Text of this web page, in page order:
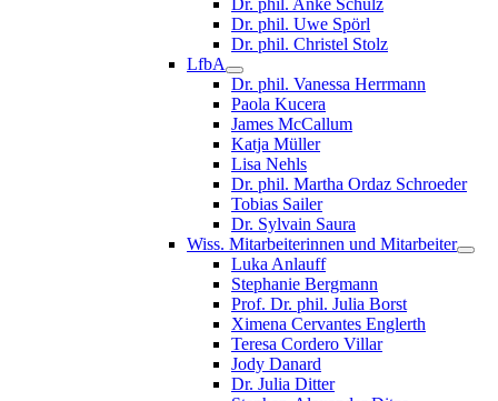
Dr. phil. Uwe Spörl
Dr. phil. Christel Stolz
LfbA
Dr. phil. Vanessa Herrmann
Paola Kucera
James McCallum
Katja Müller
Lisa Nehls
Dr. phil. Martha Ordaz Schroeder
Tobias Sailer
Dr. Sylvain Saura
Wiss. Mitarbeiterinnen und Mitarbeiter
Luka Anlauff
Stephanie Bergmann
Prof. Dr. phil. Julia Borst
Ximena Cervantes Englerth
Teresa Cordero Villar
Jody Danard
Dr. Julia Ditter